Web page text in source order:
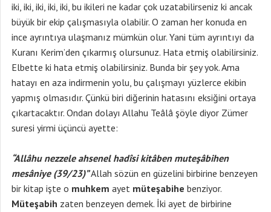
iki, iki, iki, iki, iki, bu ikileri ne kadar çok uzatabilirseniz ki ancak
büyük bir ekip çalışmasıyla olabilir. O zaman her konuda en
ince ayrıntıya ulaşmanız mümkün olur. Yani tüm ayrıntıyı da
Kuranı Kerim’den çıkarmış olursunuz. Hata etmiş olabilirsiniz.
Elbette ki hata etmiş olabilirsiniz. Bunda bir şey yok. Ama
hatayı en aza indirmenin yolu, bu çalışmayı yüzlerce ekibin
yapmış olmasıdır. Çünkü biri diğerinin hatasını eksiğini ortaya
çıkartacaktır. Ondan dolayı Allahu Teâlâ şöyle diyor Zümer
suresi yirmi üçüncü ayette:
“Allâhu nezzele ahsenel hadîsi kitâben muteşâbihen
mesâniye (39/23)”Allah sözün en güzelini birbirine benzeyen
bir kitap işte o muhkem ayet müteşabihe benziyor.
Müteşabih zaten benzeyen demek. İki ayet de birbirine